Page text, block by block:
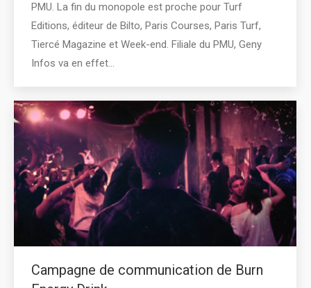
PMU. La fin du monopole est proche pour Turf
Editions, éditeur de Bilto, Paris Courses, Paris Turf,
Tiercé Magazine et Week-end. Filiale du PMU, Geny
Infos va en effet…
Campagne de communication de Burn